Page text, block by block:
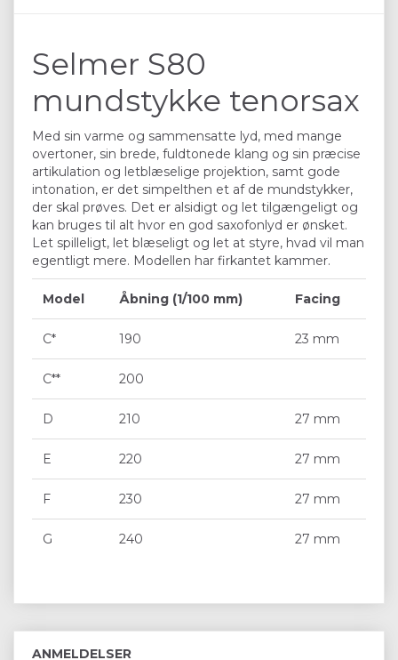
Selmer S80
mundstykke tenorsax
Med sin varme og sammensatte lyd, med mange
overtoner, sin brede, fuldtonede klang og sin præcise
artikulation og letblæselige projektion, samt gode
intonation, er det simpelthen et af de mundstykker,
der skal prøves. Det er alsidigt og let tilgængeligt og
kan bruges til alt hvor en god saxofonlyd er ønsket.
Let spilleligt, let blæseligt og let at styre, hvad vil man
egentligt mere. Modellen har firkantet kammer.
Model Åbning (1/100 mm) Facing
C* 190 23 mm
C** 200
D 210 27 mm
E 220 27 mm
F 230 27 mm
G 240 27 mm
ANMELDELSER